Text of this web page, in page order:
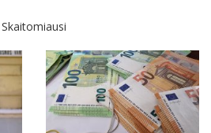
Skaitomiausi